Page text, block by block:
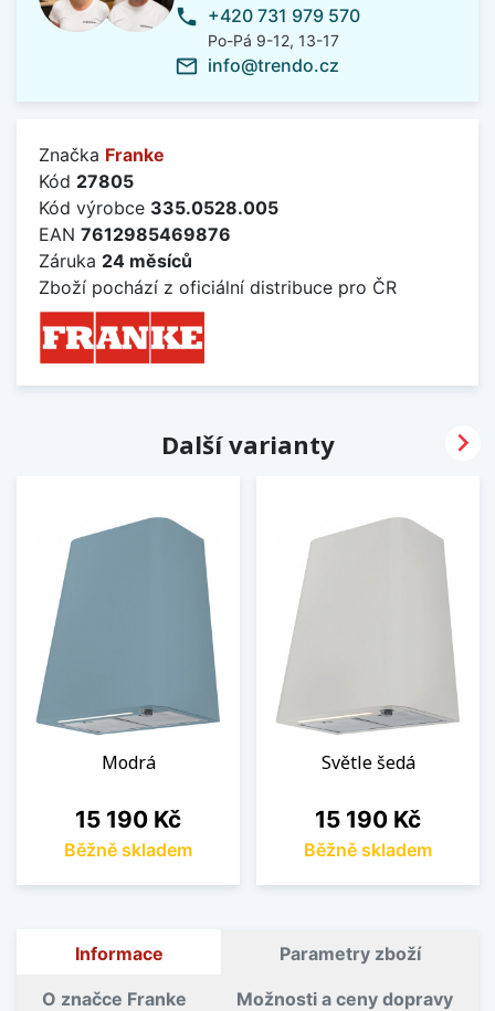
phone +420 731 979 570
Po-Pá 9-12, 13-17
mail_outline info@trendo.cz
Značka Franke
Kód 27805
Kód výrobce 335.0528.005
EAN 7612985469876
Záruka 24 měsíců
Zboží pochází z oficiální distribuce pro ČR
Další varianty
Modrá
Cena
15 190 Kč
Běžně skladem
Světle šedá
Cena
15 190 Kč
Běžně skladem

Informace Parametry zboží
O značce Franke Možnosti a ceny dopravy